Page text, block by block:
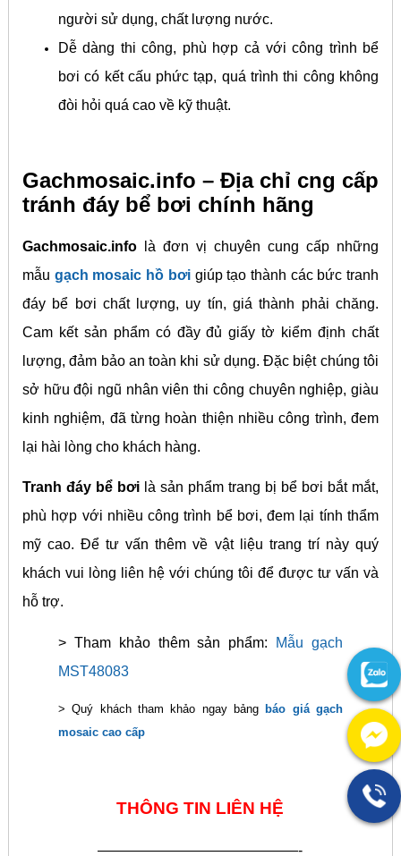
người sử dụng, chất lượng nước.
Dễ dàng thi công, phù hợp cả với công trình bể
bơi có kết cấu phức tạp, quá trình thi công không
đòi hỏi quá cao về kỹ thuật.
Gachmosaic.info – Địa chỉ cng cấp
tránh đáy bể bơi chính hãng
Gachmosaic.infolà đơn vị chuyên cung cấp những
mẫu gạch mosaic hồ bơigiúp tạo thành các bức tranh
đáy bể bơi chất lượng, uy tín, giá thành phải chăng.
Cam kết sản phẩm có đầy đủ giấy tờ kiểm định chất
lượng, đảm bảo an toàn khi sử dụng. Đặc biệt chúng tôi
sở hữu đội ngũ nhân viên thi công chuyên nghiệp, giàu
kinh nghiệm, đã từng hoàn thiện nhiều công trình, đem
lại hài lòng cho khách hàng.
Tranh đáy bể bơi là sản phẩm trang bị bể bơi bắt mắt,
phù hợp với nhiều công trình bể bơi, đem lại tính thẩm
mỹ cao. Để tư vấn thêm về vật liệu trang trí này quý
khách vui lòng liên hệ với chúng tôi để được tư vấn và
hỗ trợ.
> Tham khảo thêm sản phẩm:
Mẫu gạch
MST48083
> Quý khách tham khảo ngay bảng báo giá gạch
mosaic cao cấp
THÔNG TIN LIÊN HỆ
——————————————-